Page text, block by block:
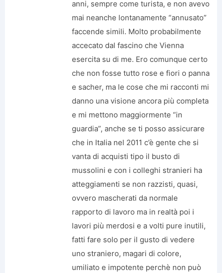
anni, sempre come turista, e non avevo
mai neanche lontanamente “annusato”
faccende simili. Molto probabilmente
accecato dal fascino che Vienna
esercita su di me. Ero comunque certo
che non fosse tutto rose e fiori o panna
e sacher, ma le cose che mi racconti mi
danno una visione ancora più completa
e mi mettono maggiormente “in
guardia”, anche se ti posso assicurare
che in Italia nel 2011 c’è gente che si
vanta di acquisti tipo il busto di
mussolini e con i colleghi stranieri ha
atteggiamenti se non razzisti, quasi,
ovvero mascherati da normale
rapporto di lavoro ma in realtà poi i
lavori più merdosi e a volti pure inutili,
fatti fare solo per il gusto di vedere
uno straniero, magari di colore,
umiliato e impotente perchè non può